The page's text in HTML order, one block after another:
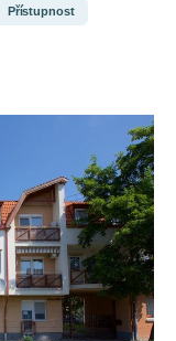
Přístupnost